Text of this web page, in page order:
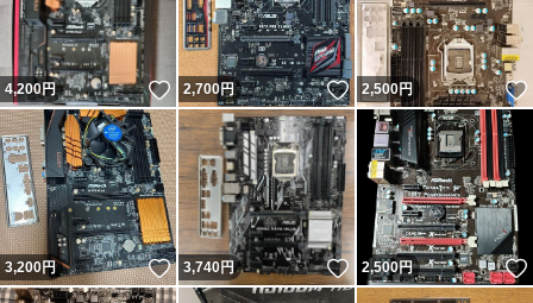
4,200円 いいね！
2,700円 いいね！
2,500円
3,200円 いいね！
3,740円 いいね！
2,500円